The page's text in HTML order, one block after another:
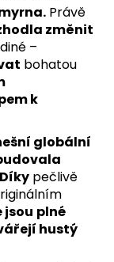
Právě
změnit
–
bohatou
k
globální
Díky pečlivě
jsou plné
hustý